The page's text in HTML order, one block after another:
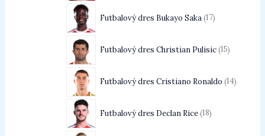
Futbalový dres Bukayo Saka 17
Futbalový dres Christian Pulisic 15
Futbalový dres Cristiano Ronaldo 14
Futbalový dres Declan Rice 18